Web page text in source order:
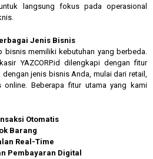
langsung fokus pada operasional
Jenis Bisnis
bisnis memiliki kebutuhan yang berbeda.
YAZCORP.id dilengkapi dengan fitur
jenis bisnis Anda, mulai dari retail,
online. Beberapa fitur utama yang kami
Otomatis
Barang
Real-Time
Pembayaran Digital